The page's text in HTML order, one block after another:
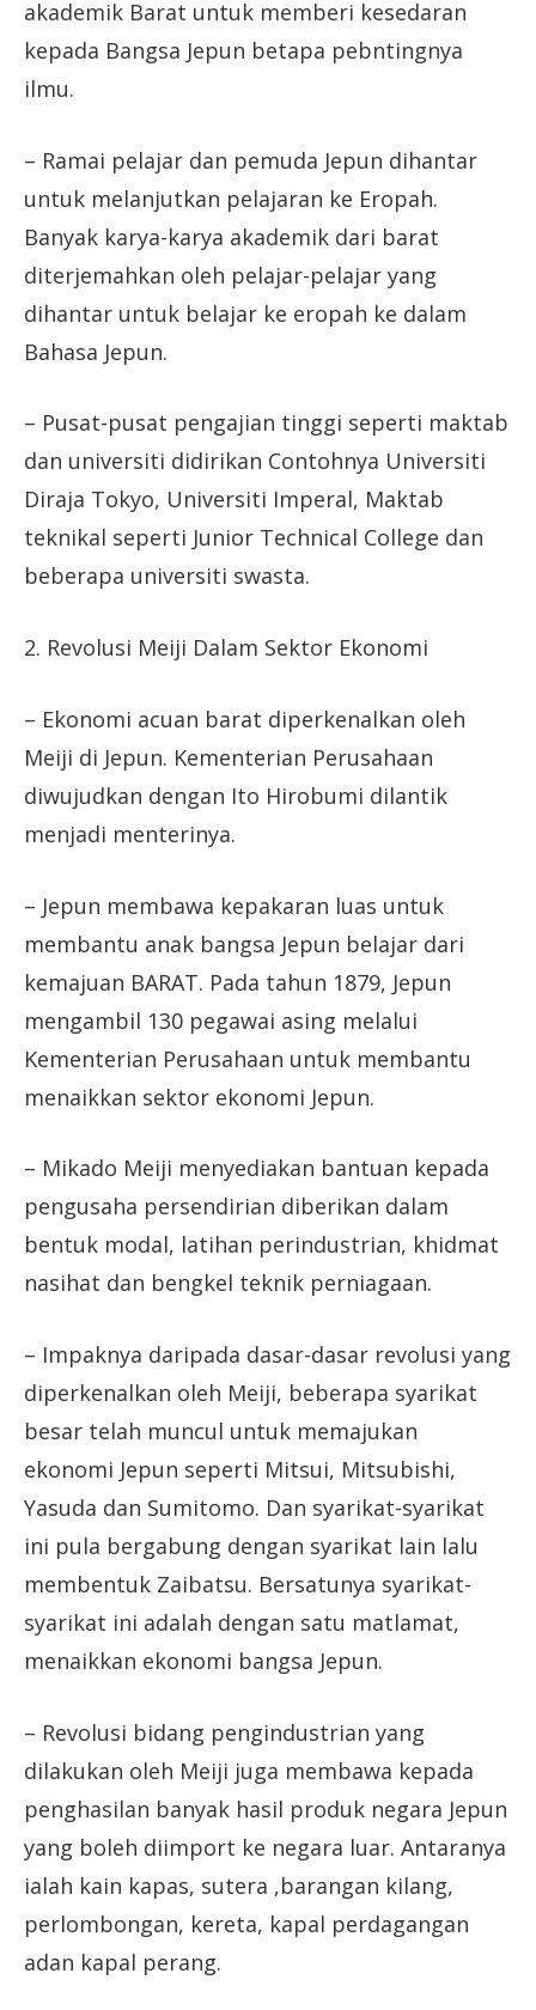
akademik Barat untuk memberi kesedaran
kepada Bangsa Jepun betapa pebntingnya
ilmu.
– Ramai pelajar dan pemuda Jepun dihantar
untuk melanjutkan pelajaran ke Eropah.
Banyak karya-karya akademik dari barat
diterjemahkan oleh pelajar-pelajar yang
dihantar untuk belajar ke eropah ke dalam
Bahasa Jepun.
– Pusat-pusat pengajian tinggi seperti maktab
dan universiti didirikan Contohnya Universiti
Diraja Tokyo, Universiti Imperal, Maktab
teknikal seperti Junior Technical College dan
beberapa universiti swasta.
2. Revolusi Meiji Dalam Sektor Ekonomi
– Ekonomi acuan barat diperkenalkan oleh
Meiji di Jepun. Kementerian Perusahaan
diwujudkan dengan Ito Hirobumi dilantik
menjadi menterinya.
– Jepun membawa kepakaran luas untuk
membantu anak bangsa Jepun belajar dari
kemajuan BARAT. Pada tahun 1879, Jepun
mengambil 130 pegawai asing melalui
Kementerian Perusahaan untuk membantu
menaikkan sektor ekonomi Jepun.
– Mikado Meiji menyediakan bantuan kepada
pengusaha persendirian diberikan dalam
bentuk modal, latihan perindustrian, khidmat
nasihat dan bengkel teknik perniagaan.
– Impaknya daripada dasar-dasar revolusi yang
diperkenalkan oleh Meiji, beberapa syarikat
besar telah muncul untuk memajukan
ekonomi Jepun seperti Mitsui, Mitsubishi,
Yasuda dan Sumitomo. Dan syarikat-syarikat
ini pula bergabung dengan syarikat lain lalu
membentuk Zaibatsu. Bersatunya syarikat-
syarikat ini adalah dengan satu matlamat,
menaikkan ekonomi bangsa Jepun.
– Revolusi bidang pengindustrian yang
dilakukan oleh Meiji juga membawa kepada
penghasilan banyak hasil produk negara Jepun
yang boleh diimport ke negara luar. Antaranya
ialah kain kapas, sutera ,barangan kilang,
perlombongan, kereta, kapal perdagangan
adan kapal perang.